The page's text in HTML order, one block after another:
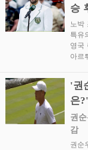
승
노박
특유
영국
아르
'권
은
권
감
권순